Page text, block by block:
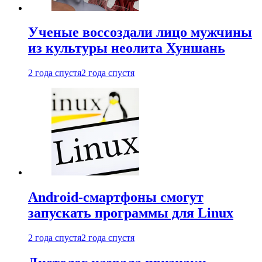
Ученые воссоздали лицо мужчины
из культуры неолита Хуншань
2 года спустя2 года спустя
Android-смартфоны смогут
запускать программы для Linux
2 года спустя2 года спустя